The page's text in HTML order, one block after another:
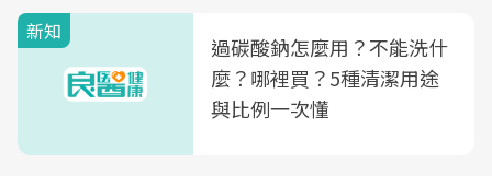
新知
過碳酸鈉怎麼用？不能洗什
麼？哪裡買？5種清潔用途
與比例一次懂